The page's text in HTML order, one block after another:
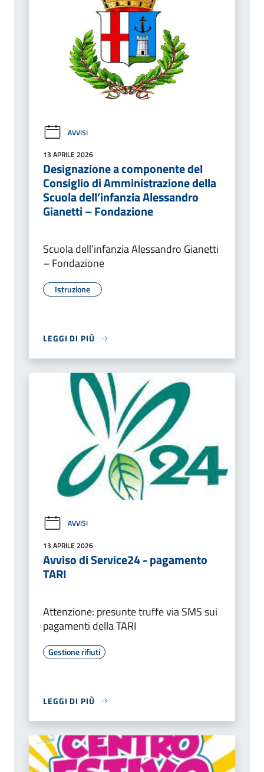
AVVISI
13 APRILE 2026
Designazione a componente del
Consiglio di Amministrazione della
Scuola dell’infanzia Alessandro
Gianetti – Fondazione
Scuola dell’infanzia Alessandro Gianetti
– Fondazione
Istruzione
LEGGI DI PIÙ
AVVISI
13 APRILE 2026
Avviso di Service24 - pagamento
TARI
Attenzione: presunte truffe via SMS sui
pagamenti della TARI
Gestione rifiuti
LEGGI DI PIÙ